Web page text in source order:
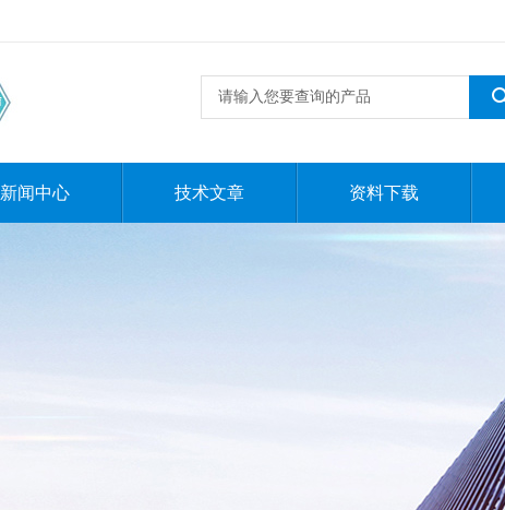
新闻中心 技术文章 资料下载